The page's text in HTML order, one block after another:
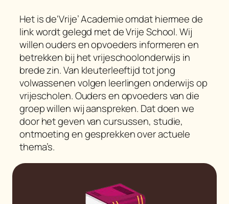
Het is de‘Vrije’Academie omdat hiermee de
link wordt gelegd met de Vrije School. Wij
willen ouders en opvoeders informeren en
betrekken bij het vrijeschoolonderwijs in
brede zin. Van kleuterleeftijd tot jong
volwassenen volgen leerlingen onderwijs op
vrijescholen. Ouders en opvoeders van die
groep willen wij aanspreken. Dat doen we
door het geven van cursussen, studie,
ontmoeting en gesprekken over actuele
thema’s.